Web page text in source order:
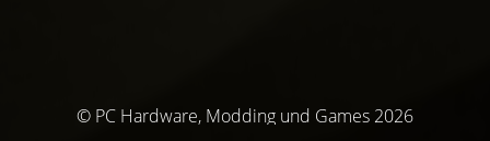
© PC Hardware, Modding und Games 2026